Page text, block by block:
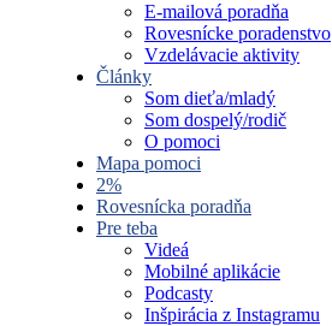
E-mailová poradňa
Rovesnícke poradenstvo
Vzdelávacie aktivity
Články
Som dieťa/mladý
Som dospelý/rodič
O pomoci
Mapa pomoci
2%
Rovesnícka poradňa
Pre teba
Videá
Mobilné aplikácie
Podcasty
Inšpirácia z Instagramu